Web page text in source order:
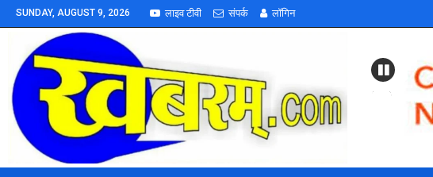
SUNDAY, AUGUST 9, 2026 लाइव टीवी संपर्क लॉगिन
Previous